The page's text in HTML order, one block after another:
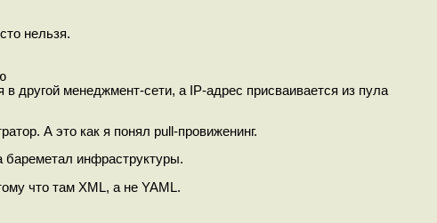
нельзя.
другой менеджмент-сети, а IP-адрес присваивается из пула
А это как я понял pull-провиженинг.
бареметал инфраструктуры.
что там XML, а не YAML.